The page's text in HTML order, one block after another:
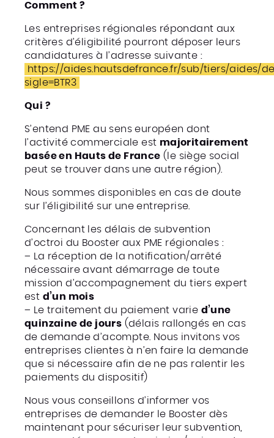
Comment ?
Les entreprises régionales répondant aux
critères d’éligibilité pourront déposer leurs
candidatures à l’adresse suivante :
https://aides.hautsdefrance.fr/sub/tiers/aides/
sigle=BTR3
Qui ?
S’entend PME au sens européen dont
l’activité commerciale est majoritairement
basée en Hauts de France (le siège social
peut se trouver dans une autre région).
Nous sommes disponibles en cas de doute
sur l’éligibilité sur une entreprise.
Concernant les délais de subvention
d’octroi du Booster aux PME régionales :
– La réception de la notification/arrêté
nécessaire avant démarrage de toute
mission d’accompagnement du tiers expert
est d’un mois
– Le traitement du paiement varie d’une
quinzaine de jours (délais rallongés en cas
de demande d’acompte. Nous invitons vos
entreprises clientes à n’en faire la demande
que si nécessaire afin de ne pas ralentir les
paiements du dispositif)
Nous vous conseillons d’informer vos
entreprises de demander le Booster dès
maintenant pour sécuriser leur subvention,